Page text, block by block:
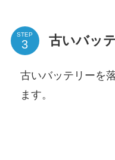
STEP 古いバッ
古いバッテリーを
ます。